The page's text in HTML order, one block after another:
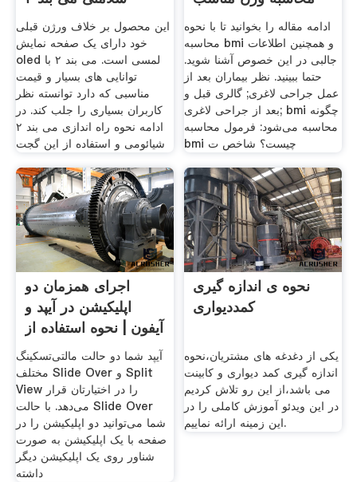
این محصول بر خلاف ورژن قبلی
خود دارای یک صفحه نمایش
oled لمسی است. می بند ۲ با
توانایی های بسیار و قیمت
مناسبی که دارد توانسته نظر
کاربران بسیاری را جلب کند. در
ادامه نحوه راه اندازی می بند ۲
شیائومی و استفاده از این گجت
ادامه مقاله را بخوانید تا با نحوه
محاسبه bmi و همچنین اطلاعات
جالبی در این خصوص آشنا شوید.
حتما ببینید. نظر بیماران بعد از
عمل جراحی لاغری; گالری قبل و
بعد از جراحی لاغری; bmi چگونه
محاسبه می‌شود: فرمول محاسبه
bmi چیست؟ شاخص ت
اجرای همزمان دو
اپلیکیشن در آیپد و
آیفون | نحوه استفاده از
آیپد شما دو حالت مالتی‌تسکینگ
مختلف Slide Over و Split
View را در اختیارتان قرار
می‌دهد. با حالت Slide Over
شما می‌توانید دو اپلیکیشن را در
صفحه با یک اپلیکیشن به صورت
شناور روی یک اپلیکیشن دیگر
داشته
نحوه ی اندازه گیری
کمددیواری
یکی از دغدغه های مشتریان،نحوه
اندازه گیری کمد دیواری و کابینت
می باشد،از این رو تلاش کردیم
در این ویدئو آموزش کاملی را در
این زمینه ارائه نماییم.